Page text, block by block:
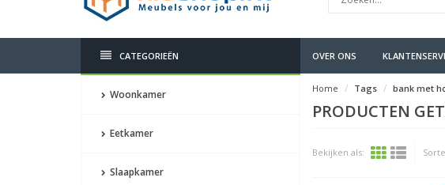
CATEGORIEËN OVER ONS
Woonkamer
Eetkamer
Slaapkamer
Home Tags bank met
PRODUCTEN
Bekijken als: